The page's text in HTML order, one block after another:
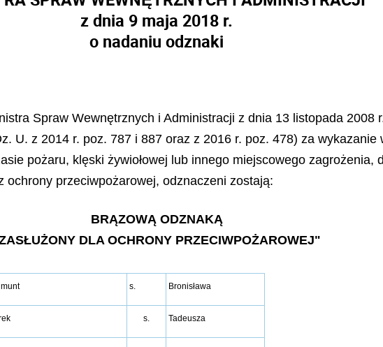
z dnia 9 maja 2018 r.
o nadaniu odznaki
Spraw Wewnętrznych i Administracji z dnia 13 listopada 2008
U. z 2014 r. poz. 787 i 887 oraz z 2016 r. poz. 478) za
pożaru, klęski żywiołowej lub innego miejscowego zagrożenia,
ochrony przeciwpożarowej, odznaczeni zostają:
BRĄZOWĄ ODZNAKĄ
DLA OCHRONY PRZECIWPOŻAROWEJ"
s. Bronisława
s. Tadeusza